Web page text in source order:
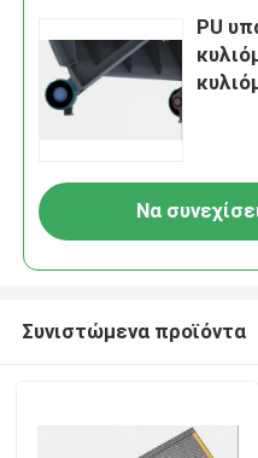
PU
Να
Συνιστώμενα προϊόντα